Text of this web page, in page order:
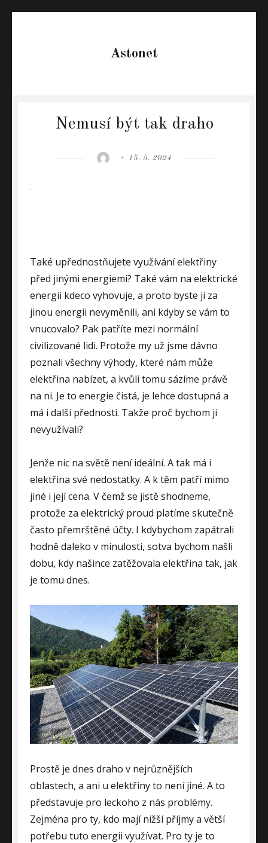
Astonet
Nemusí být tak draho
AuthorPosted
15. 5. 2024
Také upřednostňujete využívání elektřiny
před jinými energiemi? Také vám na elektrické
energii kdeco vyhovuje, a proto byste ji za
jinou energii nevyměnili, ani kdyby se vám to
vnucovalo? Pak patříte mezi normální
civilizované lidi. Protože my už jsme dávno
poznali všechny výhody, které nám může
elektřina nabízet, a kvůli tomu sázíme právě
na ni. Je to energie čistá, je lehce dostupná a
má i další přednosti. Takže proč bychom ji
nevyužívali?
Jenže nic na světě není ideální. A tak má i
elektřina své nedostatky. A k těm patří mimo
jiné i její cena. V čemž se jistě shodneme,
protože za elektrický proud platíme skutečně
často přemrštěné účty. I kdybychom zapátrali
hodně daleko v minulosti, sotva bychom našli
dobu, kdy našince zatěžovala elektřina tak, jak
je tomu dnes.
Prostě je dnes draho v nejrůznějších
oblastech, a ani u elektřiny to není jiné. A to
představuje pro leckoho z nás problémy.
Zejména pro ty, kdo mají nižší příjmy a větší
potřebu tuto energii využívat. Pro ty je to